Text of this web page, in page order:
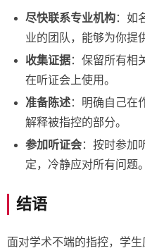
尽快联系专业机构：如
业的团队，能够为你提
收集证据：保留所有相
在听证会上使用。
准备陈述：明确自己在
解释被指控的部分。
参加听证会：按时参加
定，冷静应对所有问题。
结语
面对学术不端的指控，学